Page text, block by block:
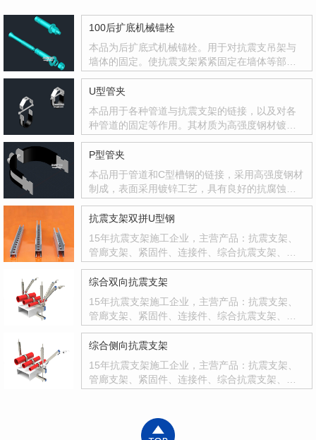
100后扩底机械锚栓
本品为后扩底式机械锚栓。用于对抗震支吊架与
墙体的固定。使抗震支架紧紧固定在墙体等部
位。
U型管夹
本品用于各种管道与抗震支架的链接，以及对各
种管道的固定等作用。其材质为高强度钢材镀锌
处理，具有抗腐蚀抗氧化等。在与管道接触处使
用橡胶材质增加管夹与管道的摩擦力。
P型管夹
本品用于管道和C型槽钢的链接，采用高强度钢材
制成，表面采用镀锌工艺，具有良好的抗腐蚀抗
氧化功能。本品不需要配合塑翼螺母和六角螺栓
使用，便可达到良好的管材与槽钢之间的固定作
用。并且使用塑胶包裹主体与管材接触面，极大
的增加了摩擦力。使产品稳定性更强。
抗震支架双拼U型钢
15年抗震支架施工企业，主营产品：抗震支架、
管廊支架、紧固件、连接件、综合抗震支架、抗
震配件等，设计·生产·安装·售后一条龙服务。易
九安抗震支架科技是专业为建筑机电工程中水、
电、气、风等管线设备的抗震支吊架、装配式成
品支吊架进行研发，优化设计、生产制造、销售
服务，施工安装及现场安装指导为一体的一家现
代化企业，我们的宗旨是“以质量求生存、以信誉
求发展、以服务求效益”，严格按照标准和用户需
求服务的发展型企业。
综合双向抗震支架
15年抗震支架施工企业，主营产品：抗震支架、
管廊支架、紧固件、连接件、综合抗震支架、抗
震配件等，设计·生产·安装·售后一条龙服务。
综合侧向抗震支架
15年抗震支架施工企业，主营产品：抗震支架、
管廊支架、紧固件、连接件、综合抗震支架、抗